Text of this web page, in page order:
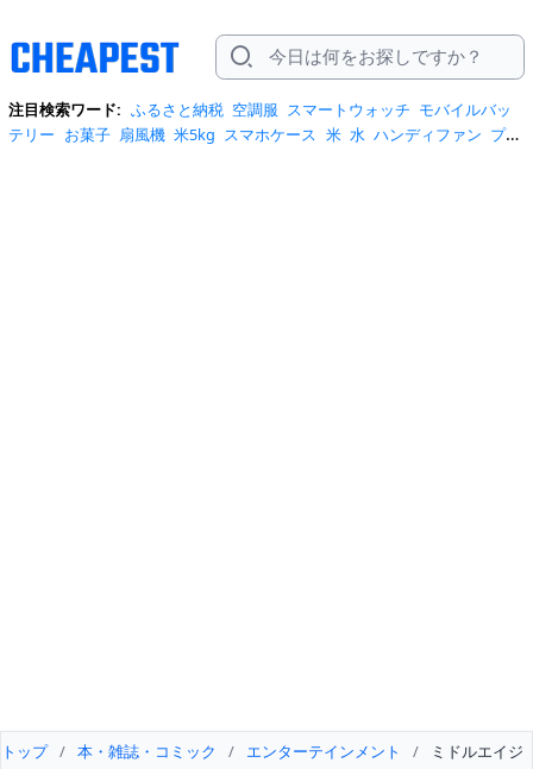
注目検索ワード: ふるさと納税 空調服 スマートウォッチ モバイルバッ
テリー お菓子 扇風機 米5kg スマホケース 米 水 ハンディファン プロ
トップ / 本・雑誌・コミック / エンターテインメント / ミドルエイジ